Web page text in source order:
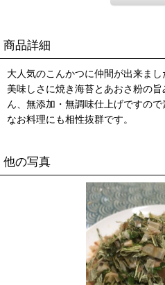
商品詳細
大人気のこんかつに仲間が出来ま
美味しさに焼き海苔とあおさ粉の
ん、無添加・無調味仕上げですの
なお料理にも相性抜群です。
他の写真